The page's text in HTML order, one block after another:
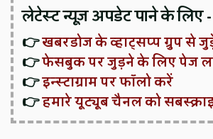
लेटेस्ट न्यूज़ अपडेट पाने के लिए -
👉खबरडोज के व्हाट्सप्प ग्रुप से
👉फेसबुक पर जुड़ने के लिए पेज
👉इन्स्टाग्राम पर फॉलो करें
👉हमारे यूट्यूब चैनल को